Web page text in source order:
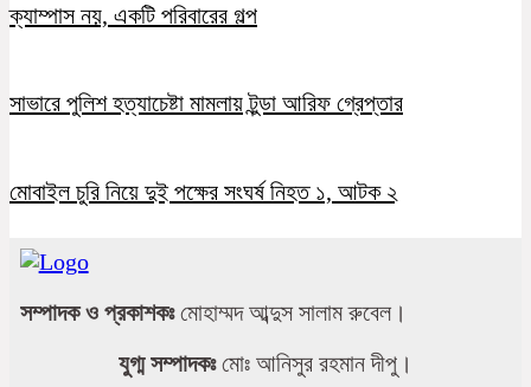
ক্যাম্পাস নয়, একটি পরিবারের গল্প
সাভারে পুলিশ হত্যাচেষ্টা মামলায় টুন্ডা আরিফ গ্রেপ্তার
মোবাইল চুরি নিয়ে দুই পক্ষের সংঘর্ষ নিহত ১, আটক ২
সম্পাদক ও প্রকাশকঃমোহাম্মদ আব্দুস সালাম রুবেল।
যুগ্ম সম্পাদকঃমোঃ আনিসুর রহমান দীপু।